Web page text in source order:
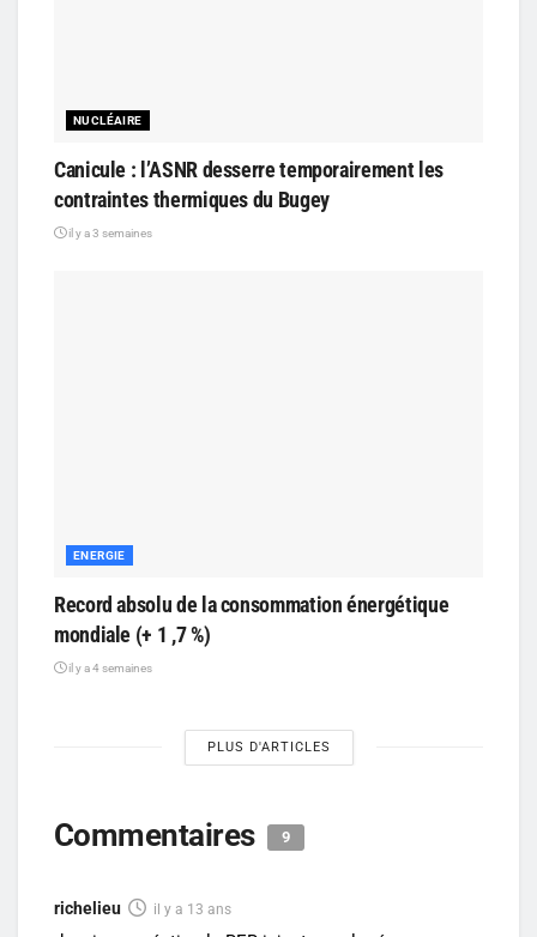
NUCLÉAIRE
Canicule : l’ASNR desserre temporairement les
contraintes thermiques du Bugey
il y a 3 semaines
ENERGIE
Record absolu de la consommation énergétique
mondiale (+ 1 ,7 %)
il y a 4 semaines
PLUS D'ARTICLES
Commentaires 9
richelieu il y a 13 ans